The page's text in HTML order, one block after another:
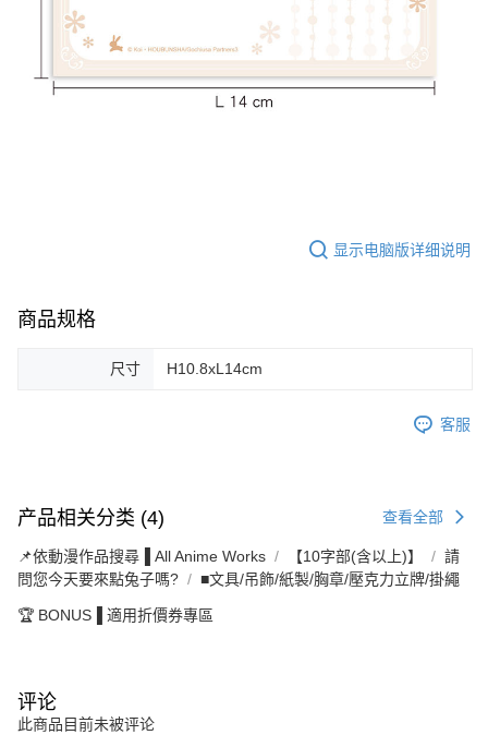
显示电脑版详细说明
商品规格
尺寸 H10.8xL14cm
客服
产品相关分类 (4) 查看全部
📌依動漫作品搜尋▐ All Anime Works 【10字部(含以上)】
請
問您今天要來點兔子嗎?
■文具/吊飾/紙製/胸章/壓克力立牌/掛繩
🏆 BONUS▐ 適用折價券專區
评论
此商品目前未被评论